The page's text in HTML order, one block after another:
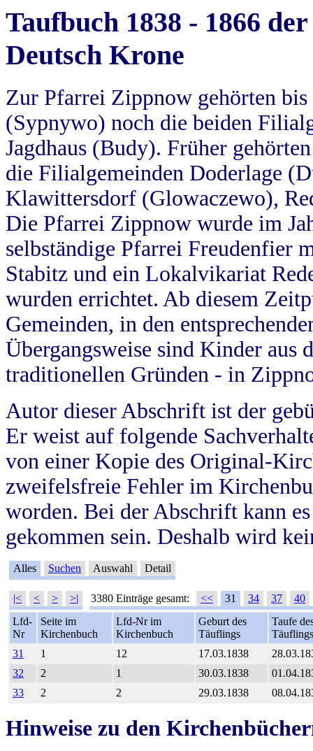
Taufbuch 1838 - 1866
Deutsch Krone
Zur Pfarrei Zippnow gehörten
(Sypnywo) noch die beiden
Jagdhaus (Budy). Früher
die Filialgemeinden Doderlage
Klawittersdorf (Glowaczewo),
Die Pfarrei Zippnow wurde im
selbständige Pfarrei Freudenfier
Stabitz und ein Lokalvikariat
wurden errichtet. Ab diesem
Gemeinden, in den
Übergangsweise sind Kinder aus
traditionellen Gründen - in
Autor dieser Abschrift ist der
Er weist auf folgende
von einer Kopie des Original-
zweifelsfreie Fehler im
worden. Bei der Abschrift kann
gekommen sein. Deshalb wird
Alles Suchen Auswahl Detail
|< < > >| 3380 Einträge gesamt: << 31 34 37
40
Lfd-
Nr
Seite im
Kirchenbuch
Lfd-Nr im
Kirchenbuch
Geburt des
Täuflings
Taufe
Täuflings
31
1 12 17.03.1838
32
2 1 30.03.1838
33
2 2 29.03.1838
Hinweise zu den